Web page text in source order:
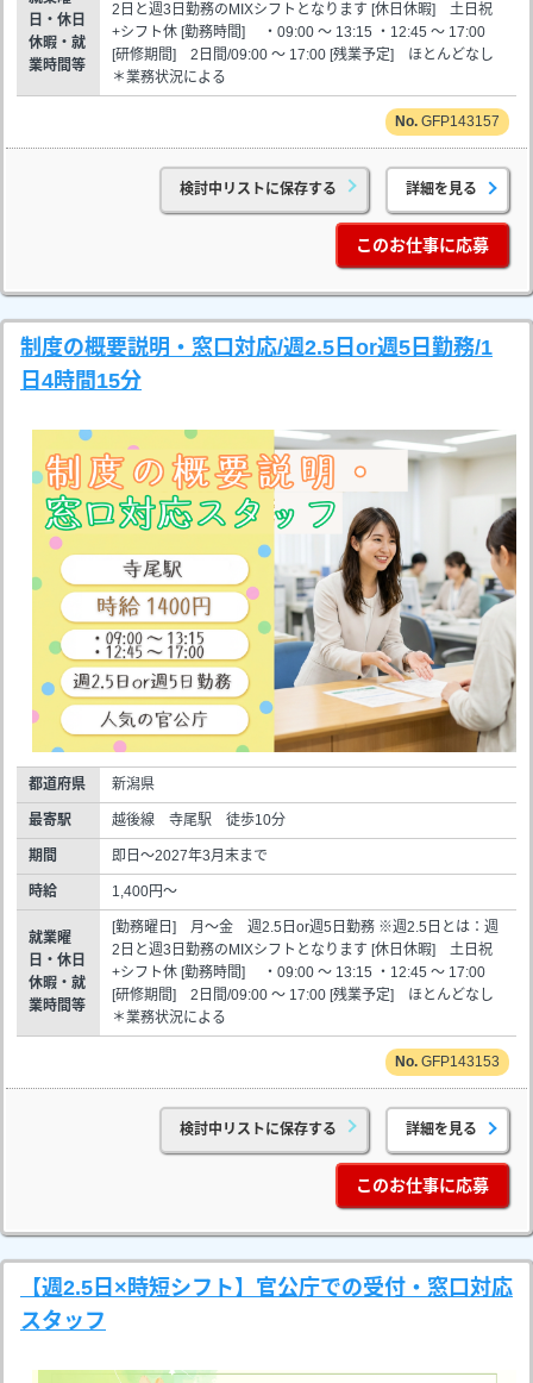
日・休日
休暇・就
業時間等
2日と週3日勤務のMIXシフトとなります [休日休暇] 土日祝
+シフト休 [勤務時間] ・09:00 ～ 13:15 ・12:45 ～ 17:00
[研修期間] 2日間/09:00 ～ 17:00 [残業予定] ほとんどなし
＊業務状況による
GFP143157
検討中リストに保存する 詳細を見る
このお仕事に応募
制度の概要説明・窓口対応/週2.5日or週5日勤務/1
日4時間15分
都道府県 新潟県
最寄駅 越後線 寺尾駅 徒歩10分
期間 即日～2027年3月末まで
時給 1,400円～
就業曜
日・休日
休暇・就
業時間等
[勤務曜日] 月～金 週2.5日or週5日勤務 ※週2.5日とは：週
2日と週3日勤務のMIXシフトとなります [休日休暇] 土日祝
+シフト休 [勤務時間] ・09:00 ～ 13:15 ・12:45 ～ 17:00
[研修期間] 2日間/09:00 ～ 17:00 [残業予定] ほとんどなし
＊業務状況による
GFP143153
検討中リストに保存する 詳細を見る
このお仕事に応募
【週2.5日×時短シフト】官公庁での受付・窓口対応
スタッフ